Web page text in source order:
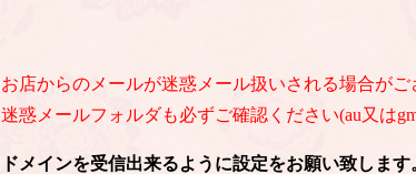
お店からのメールが迷惑メール扱いされる場合がご
迷惑メールフォルダも必ずご確認ください(au又は
ドメインを受信出来るように設定をお願い致しま